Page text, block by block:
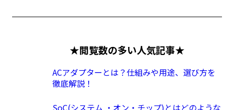
★閲覧数の多い人気記事★
ACアダプターとは？仕組みや用途、選び方を
徹底解説！
SoC(システム ・オン・チップ)とはどのような